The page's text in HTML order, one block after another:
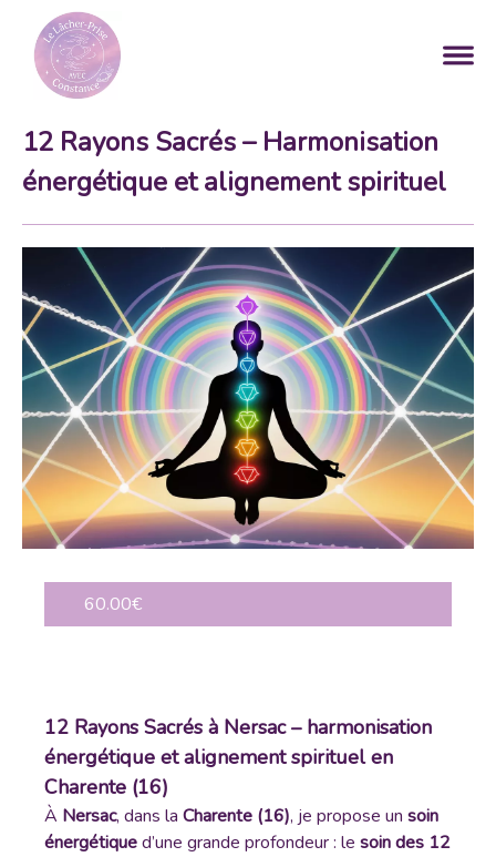
12 Rayons Sacrés – Harmonisation
énergétique et alignement spirituel
60.00€
12 Rayons Sacrés à Nersac – harmonisation
énergétique et alignement spirituel en
Charente (16)
À Nersac, dans la Charente (16), je propose un soin
énergétiqued’une grande profondeur : le soin des 12